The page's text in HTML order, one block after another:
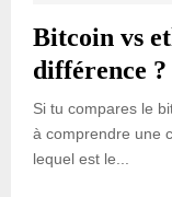
Bitcoin vs
différence ?
Si tu compares le
à comprendre une
lequel est le...